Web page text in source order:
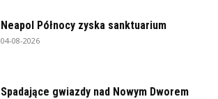
Neapol Północy zyska sanktuarium
04-08-2026
Spadające gwiazdy nad Nowym Dworem